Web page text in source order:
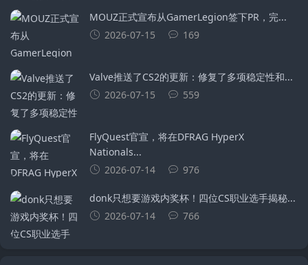
MOUZ正式宣布从GamerLegion签下⁠PR⁠，完...
2026-07-15
169
Valve推送了CS2的更新：修复了多项稳定性和...
2026-07-15
559
FlyQuest官宣，将在DFRAG HyperX
Nationals...
2026-07-14
976
donk只想要游戏内奖杯！四位CS职业选手揭秘...
2026-07-14
766